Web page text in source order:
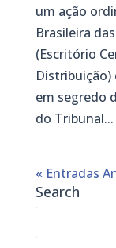
um ação
Brasileira
(Escritório
em segredo
do Tribunal...
« Entradas
Search